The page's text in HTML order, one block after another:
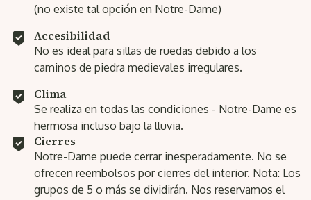
(no existe tal opción en Notre-Dame)
Accesibilidad
No es ideal para sillas de ruedas debido a los
caminos de piedra medievales irregulares.
Clima
Se realiza en todas las condiciones - Notre-Dame es
hermosa incluso bajo la lluvia.
Cierres
Notre-Dame puede cerrar inesperadamente. No se
ofrecen reembolsos por cierres del interior. Nota: Los
grupos de 5 o más se dividirán. Nos reservamos el